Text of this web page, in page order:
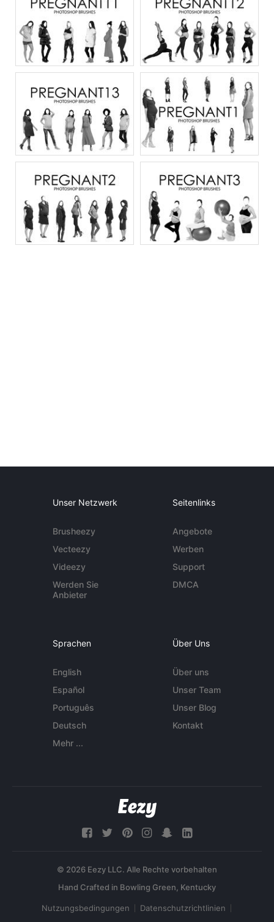
Unser Netzwerk
Brusheezy
Vecteezy
Videezy
Werden Sie
Anbieter
Seitenlinks
Angebote
Werben
Support
DMCA
Sprachen
English
Español
Português
Deutsch
Mehr ...
Über Uns
Über uns
Unser Team
Unser Blog
Kontakt
© 2026 Eezy LLC. Alle Rechte vorbehalten
Nutzungsbedingungen Datenschutzrichtlinien